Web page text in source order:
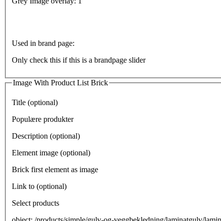
Used in brand page:
Only check this if this is a brandpage slider
Image With Product List Brick
Title (optional)
Populære produkter
Description (optional)
Element image (optional)
Brick first element as image
Link to (optional)
Select products